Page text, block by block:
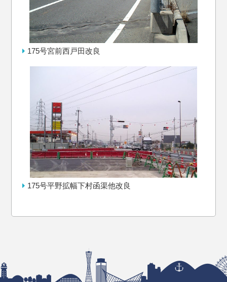
175号宮前西戸田改良
175号平野拡幅下村函渠他改良